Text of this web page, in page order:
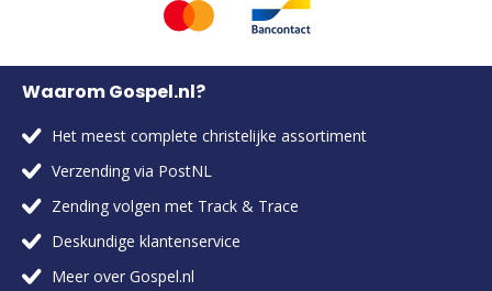
Waarom Gospel.nl?
Het meest complete christelijke assortiment
Verzending via PostNL
Zending volgen met Track & Trace
Deskundige klantenservice
Meer over Gospel.nl